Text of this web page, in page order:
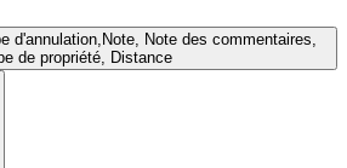
d'annulation,Note, Note des commentaires,
de propriété, Distance